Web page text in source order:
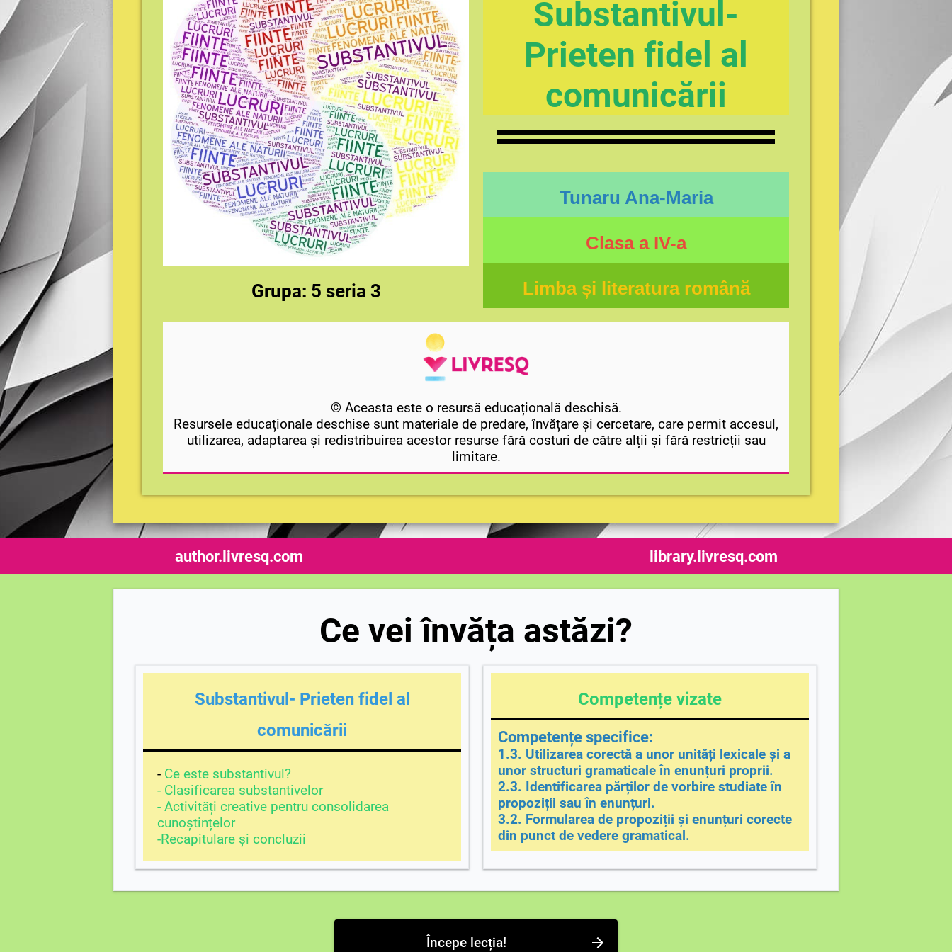
Grupa: 5 seria 3
Substantivul-
Prieten fide l al
comunicării
Tunaru Ana-Maria
Clasa a IV-a
Limba și literatura română
© Aceasta este o resursă educațională deschisă.
Resursele educaționale deschise sunt materiale de predare, învățare și cercetare, care permit accesul,
utilizarea, adaptarea și redistribuirea acestor resurse fără costuri de către alții și fără restricții sau
limitare.
author.livresq.com library.livresq.com
Ce vei învăța astăzi?
Substantivul- Prieten fidel al
comunicării
- Ce este substantivul?
- Clasificarea substantivelor
- Activități creative pentru consolidarea
cunoștințelor
-Recapitulare și concluzii
Competențe vizate
Competențe specifice:
1.3. Utilizarea corectă a unor unități lexicale și a
unor structuri gramaticale în enunțuri proprii.
2.3. Identificarea părților de vorbire studiate în
propoziții sau în enunțuri.
3.2. Formularea de propoziții și enunțuri corecte
din punct de vedere gramatical.
Începe lecția!